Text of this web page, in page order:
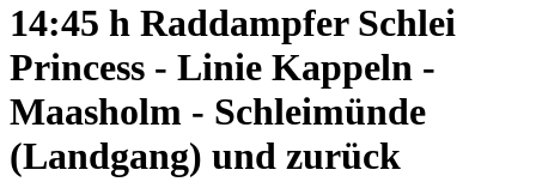
14:45 h Raddampfer Schlei
Princess - Linie Kappeln -
Maasholm - Schleimünde
(Landgang) und zurück